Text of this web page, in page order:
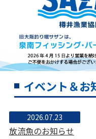
イベント＆お
2026.07.23
放流魚のお知らせ